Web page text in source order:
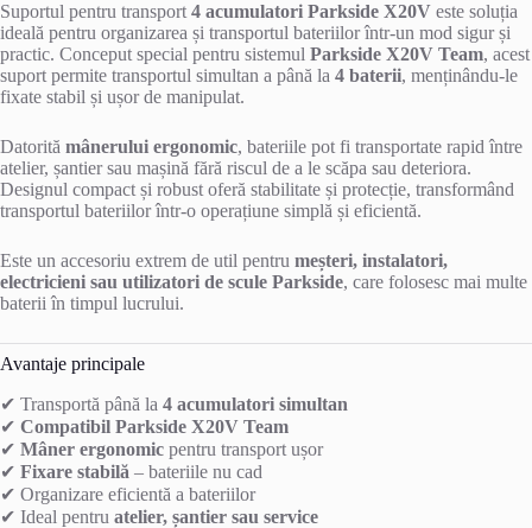
Suportul pentru transport 4 acumulatori Parkside X20V este soluția
ideală pentru organizarea și transportul bateriilor într-un mod sigur și
practic. Conceput special pentru sistemul Parkside X20V Team, acest
suport permite transportul simultan a până la 4 baterii, menținându-le
fixate stabil și ușor de manipulat.
Datorită mânerului ergonomic, bateriile pot fi transportate rapid între
atelier, șantier sau mașină fără riscul de a le scăpa sau deteriora.
Designul compact și robust oferă stabilitate și protecție, transformând
transportul bateriilor într-o operațiune simplă și eficientă.
Este un accesoriu extrem de util pentru meșteri, instalatori,
electricieni sau utilizatori de scule Parkside, care folosesc mai multe
baterii în timpul lucrului.
Avantaje principale
✔ Transportă până la 4 acumulatori simultan
✔ Compatibil Parkside X20V Team
✔ Mâner ergonomic pentru transport ușor
✔ Fixare stabilă – bateriile nu cad
✔ Organizare eficientă a bateriilor
✔ Ideal pentru atelier, șantier sau service